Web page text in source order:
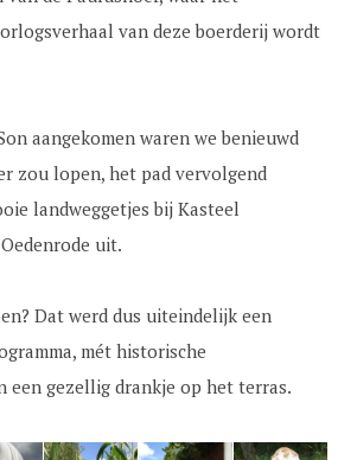
van deze boerderij wordt
aangekomen waren we benieuwd
zou lopen, het pad vervolgend
landweggetjes bij Kasteel
uit.
Dat werd dus uiteindelijk een
mét historische
een gezellig drankje op het terras.